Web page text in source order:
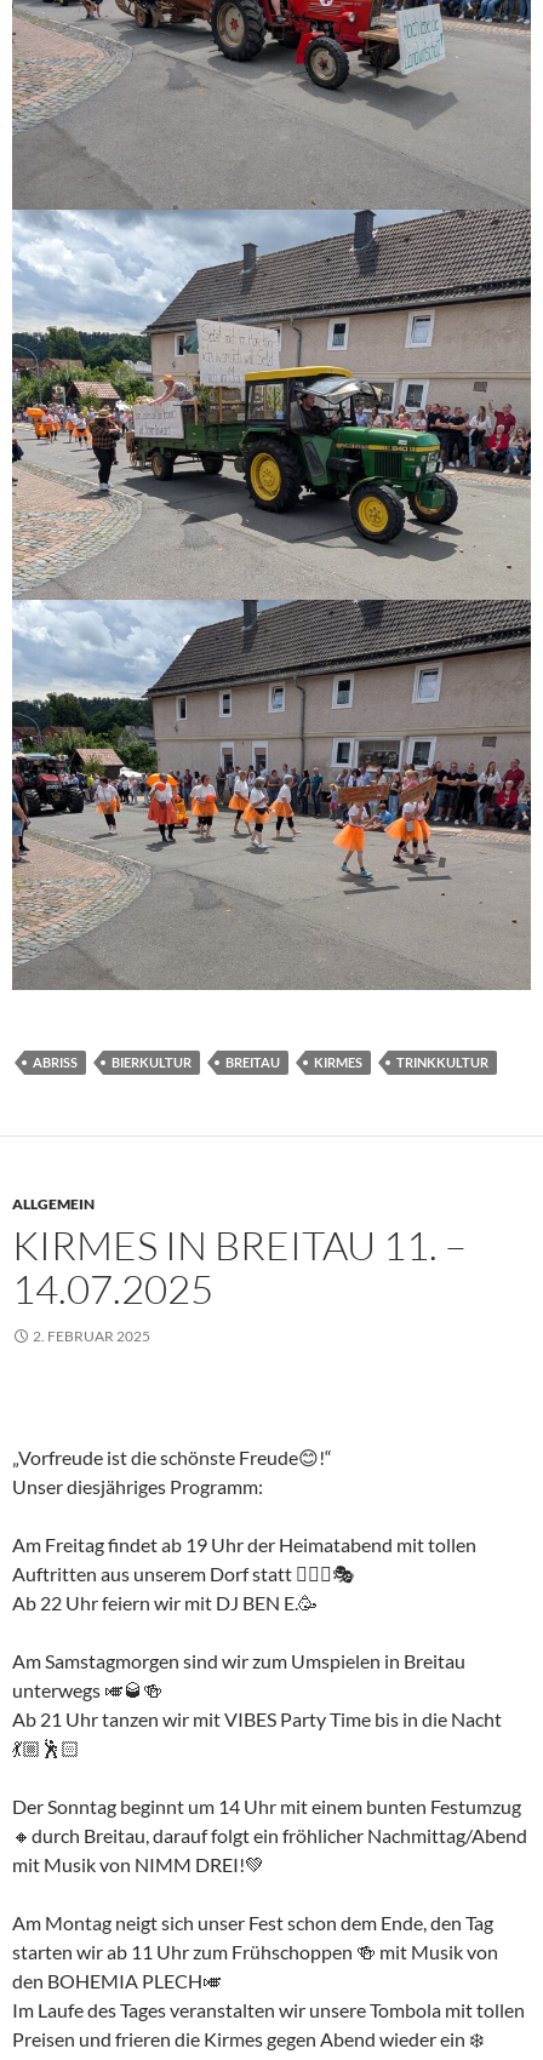
ABRISS BIERKULTUR BREITAU KIRMES TRINKKULTUR
ALLGEMEIN
KIRMES IN BREITAU 11. –
14.07.2025
2. FEBRUAR 2025
„Vorfreude ist die schönste Freude😊!“
Unser diesjähriges Programm:
Am Freitag findet ab 19 Uhr der Heimatabend mit tollen
Auftritten aus unserem Dorf statt 🤹🏼‍♂️🎭
Ab 22 Uhr feiern wir mit DJ BEN E.🥳
Am Samstagmorgen sind wir zum Umspielen in Breitau
unterwegs 🎺🥃🍻
Ab 21 Uhr tanzen wir mit VIBES Party Time bis in die Nacht
💃🏼🕺🏻
Der Sonntag beginnt um 14 Uhr mit einem bunten Festumzug
🔸durch Breitau, darauf folgt ein fröhlicher Nachmittag/Abend
mit Musik von NIMM DREI!💚
Am Montag neigt sich unser Fest schon dem Ende, den Tag
starten wir ab 11 Uhr zum Frühschoppen 🍻 mit Musik von
den BOHEMIA PLECH🎺
Im Laufe des Tages veranstalten wir unsere Tombola mit tollen
Preisen und frieren die Kirmes gegen Abend wieder ein ❄️